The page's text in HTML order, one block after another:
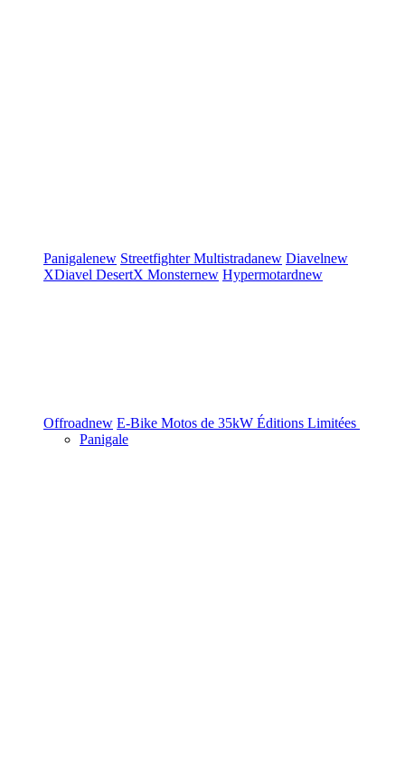
Panigalenew StreetfighterMultistradanew Diavelnew
XDiavel DesertX Monsternew Hypermotardnew
Offroadnew E-Bike Motos de 35kW Éditions Limitées
Panigale